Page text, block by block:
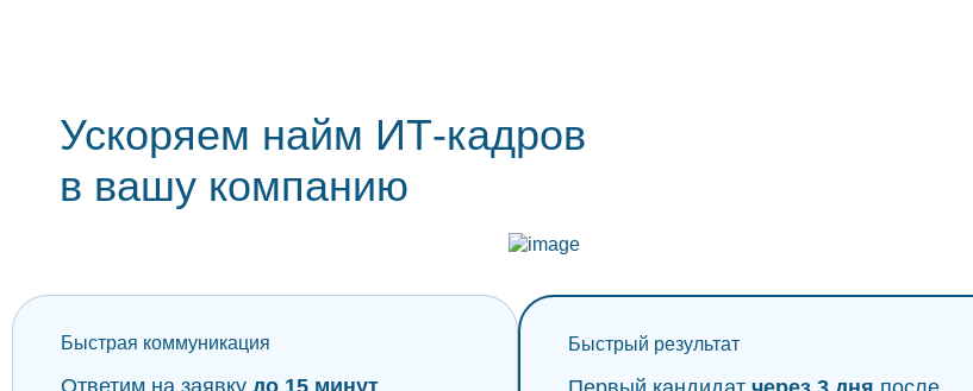
Ускоряем найм ИТ-кадров
в вашу компанию
Быстрая коммуникация
Ответим на заявку до 15 минут
Быстрый результат